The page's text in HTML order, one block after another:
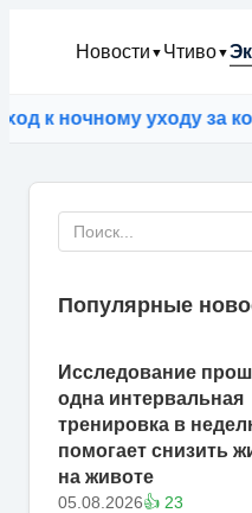
Новости ▼ Чтиво▼
уходу за
Популярные
Исследование
одна интервальная
тренировка в
помогает снизить
на животе
05.08.2026👍 23